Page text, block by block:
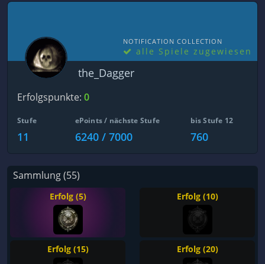
NOTIFICATION COLLECTION
alle Spiele zugewiesen
the_Dagger
Erfolgspunkte: 0
Stufe
11
ePoints / nächste Stufe
6240 / 7000
bis Stufe 12
760
Sammlung (55)
Erfolg (5) Erfolg (10)
Erfolg (15) Erfolg (20)